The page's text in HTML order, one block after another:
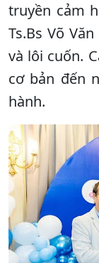
truyền cảm
Ts.Bs Võ
và lôi cuốn.
cơ bản đến
hành.